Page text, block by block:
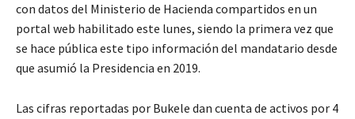
con datos del Ministerio de Hacienda compartidos en un
portal web habilitado este lunes, siendo la primera vez que
se hace pública este tipo información del mandatario desde
que asumió la Presidencia en 2019.
Las cifras reportadas por Bukele dan cuenta de activos por 4